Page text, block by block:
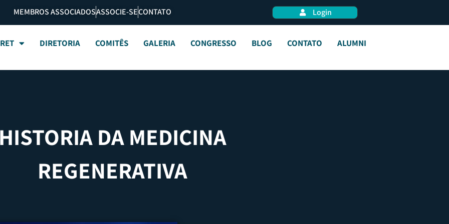
MEMBROS ASSOCIADOSASSOCIE-SECONTATO Login
DIRETORIA COMITÊS GALERIA CONGRESSO BLOG CONTATO ALUMNI
DA MEDICINA
REGENERATIVA